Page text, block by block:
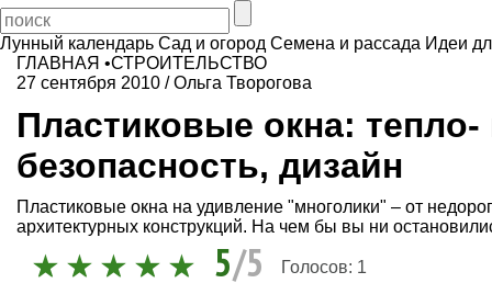
Лунный календарь Сад и огород Семена и рассада Идеи
ГЛАВНАЯ •СТРОИТЕЛЬСТВО
27 сентября 2010 /Ольга Творогова
Пластиковые окна: тепло-
безопасность, дизайн
Пластиковые окна на удивление "многолики" – от
архитектурных конструкций. На чем бы вы ни
5/5 Голосов: 1